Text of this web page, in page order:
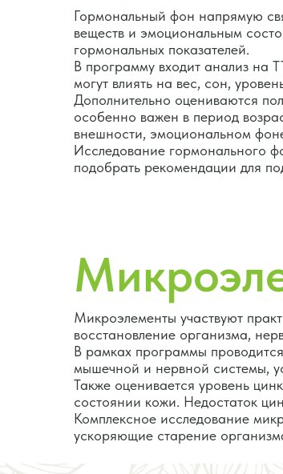
Гормональный фон напрямую
веществ и эмоциональным
гормональных показателей.
В программу входит анализ на
могут влиять на вес, сон,
Дополнительно оцениваются
особенно важен в период
внешности, эмоциональном
Исследование гормонального
подобрать рекомендации для
Микроэлементы участвуют
восстановление организма,
В рамках программы
мышечной и нервной системы,
Также оценивается уровень
состоянии кожи. Недостаток
Комплексное исследование
ускоряющие старение